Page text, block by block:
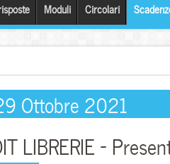
Moduli Circolari
Ottobre 2021
LIBRERIE –